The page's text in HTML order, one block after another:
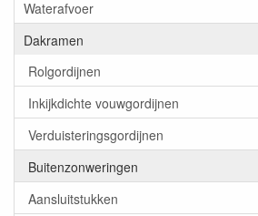
Waterafvoer
Dakramen
Rolgordijnen
Inkijkdichte vouwgordijnen
Verduisteringsgordijnen
Buitenzonweringen
Aansluitstukken